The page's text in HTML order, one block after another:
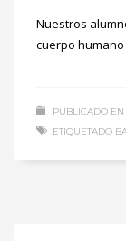
Nuestros
cuerpo
PUBLICADO EN
ETIQUETADO